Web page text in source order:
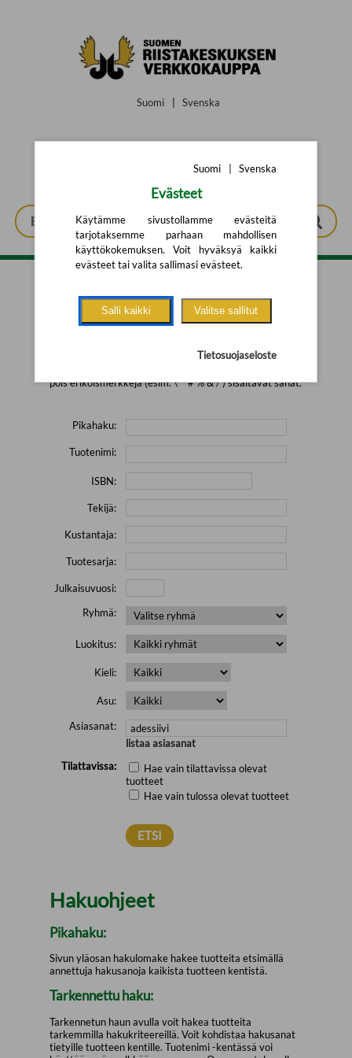
Suomi Svenska
Tarkennettu haku
pois erikoismerkkejä (esim. \' " # % & / ) sisältävät sanat.
Pikahaku:
Tuotenimi:
ISBN:
Tekijä:
Kustantaja:
Tuotesarja:
Julkaisuvuosi:
Ryhmä:
Luokitus:
Kieli:
Asu:
Asiasanat:
listaa asiasanat
Tilattavissa:
Hae vain tilattavissa olevat
tuotteet
Hae vain tulossa olevat tuotteet
Hakuohjeet
Pikahaku:
Sivun yläosan hakulomake hakee tuotteita etsimällä
annettuja hakusanoja kaikista tuotteen kentistä.
Tarkennettu haku:
Tarkennetun haun avulla voit hakea tuotteita
tarkemmilla hakukriteereillä. Voit kohdistaa hakusanat
tietyille tuotteen kentille. Tuotenimi -kentässä voi
Suomi Svenska
Evästeet
Käytämme sivustollamme evästeitä
tarjotaksemme parhaan mahdollisen
käyttökokemuksen. Voit hyväksyä kaikki
evästeet tai valita sallimasi evästeet.
Salli kaikki Valitse sallitut
Tietosuojaseloste